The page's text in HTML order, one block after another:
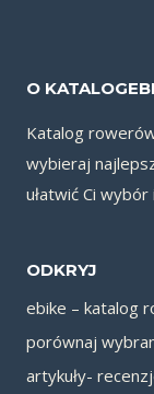
O
Katalog
wybieraj
ułatwić Ci
ODKRYJ
ebike – katalog
porównaj
artykuły-